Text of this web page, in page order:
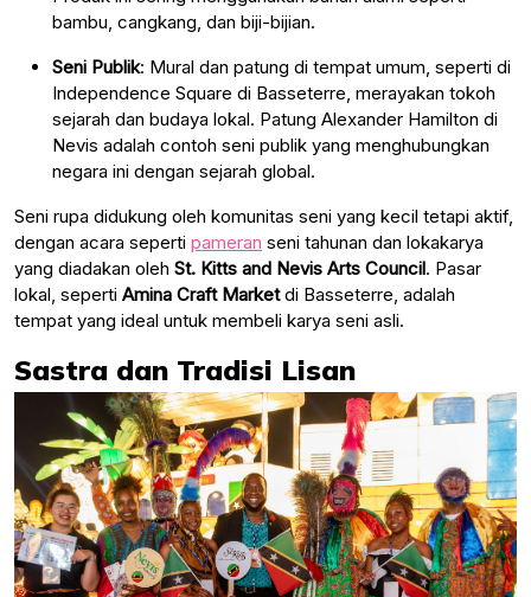
bambu, cangkang, dan biji-bijian.
Seni Publik: Mural dan patung di tempat umum, seperti di
Independence Square di Basseterre, merayakan tokoh
sejarah dan budaya lokal. Patung Alexander Hamilton di
Nevis adalah contoh seni publik yang menghubungkan
negara ini dengan sejarah global.
Seni rupa didukung oleh komunitas seni yang kecil tetapi aktif,
dengan acara seperti pameran seni tahunan dan lokakarya
yang diadakan oleh St. Kitts and Nevis Arts Council. Pasar
lokal, seperti Amina Craft Marketdi Basseterre, adalah
tempat yang ideal untuk membeli karya seni asli.
Sastra dan Tradisi Lisan